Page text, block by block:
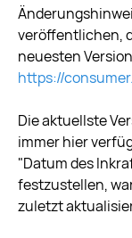
veröffentlichen,
neuesten
https://
Die aktuellste
immer hier
"Datum des
festzustellen,
zuletzt